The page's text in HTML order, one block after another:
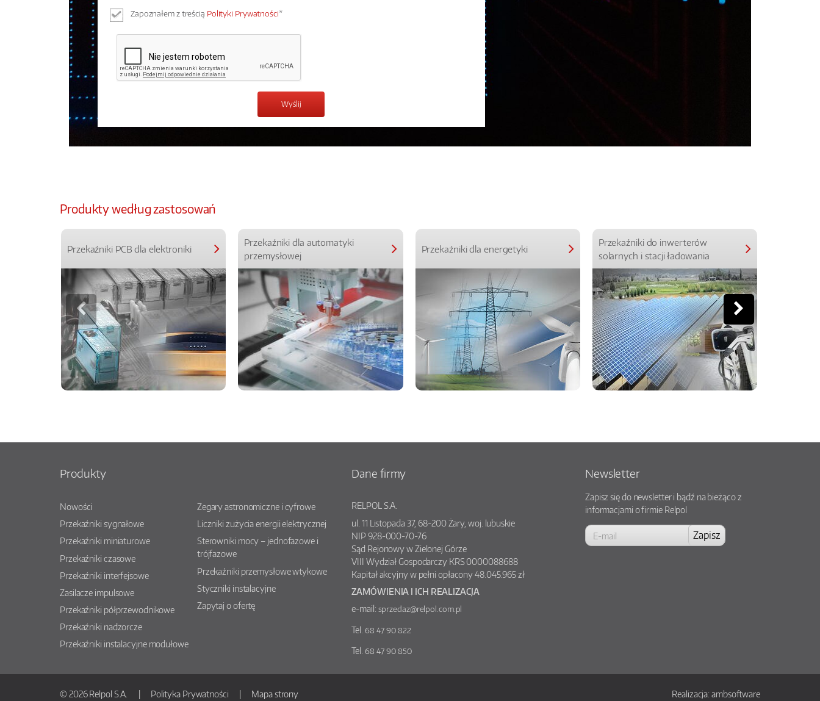
Zapoznałem z treścią Polityki Prywatności*
Produkty według zastosowań
Przekaźniki PCB dla elektroniki
Przekaźniki dla automatyki
przemysłowej
Przekaźniki dla energetyki
Przekaźniki do inwerterów
solarnych i stacji ładowania
Produkty
Nowości
Przekaźniki sygnałowe
Przekaźniki miniaturowe
Przekaźniki czasowe
Przekaźniki interfejsowe
Zasilacze impulsowe
Przekaźniki półprzewodnikowe
Przekaźniki nadzorcze
Przekaźniki instalacyjne modułowe
Zegary astronomiczne i cyfrowe
Liczniki zużycia energii elektrycznej
Sterowniki mocy – jednofazowe i
trójfazowe
Przekaźniki przemysłowe wtykowe
Styczniki instalacyjne
Zapytaj o ofertę
Dane firmy
RELPOL S.A.
ul. 11 Listopada 37,68-200Żary, woj. lubuskie
NIP 928-000-70-76
Sąd Rejonowy w Zielonej Górze
VIII Wydział Gospodarczy KRS 0000088688
Kapitał akcyjny w pełni opłacony 48.045.965 zł
ZAMÓWIENIA I ICH REALIZACJA
e-mail: sprzedaz@relpol.com.pl
Tel. 68 47 90 822
Tel. 68 47 90 850
Newsletter
Zapisz się do newsletter i bądź na bieżąco z
informacjami o firmie Relpol
© 2026 Relpol S.A. Polityka Prywatności Mapa strony Realizacja:ambsoftware